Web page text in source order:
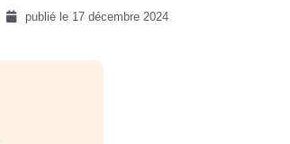
publié le 17 décembre 2024